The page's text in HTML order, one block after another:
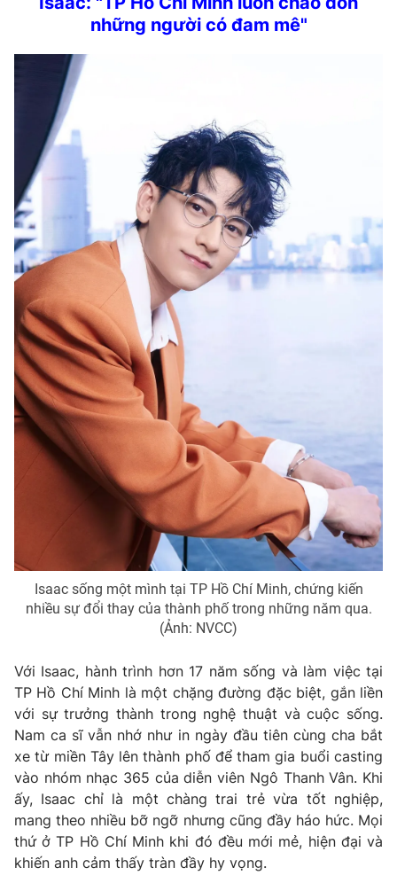
Liên hệ tòa soạn English
THỜI BÁO VTV
Theo dõi báo trên
Cơ quan chủ quản:Đài Truyền hình Việt Nam
Cơ quan báo chí: Thời báo VTV
Giấy phép hoạt động báo in và báo điện tử số 483/GP-BTTTT
cấp ngày 29/12/2023
Tổng Biên tập:Vũ Thanh Thủy
Phó Tổng Biên tập:Nguyễn Thị Mỹ Hạnh, Phạm Quốc Thắng,
Nguyễn Trọng Ninh
Tổng đài VTV:024.38 355 931 - 024.38 355 932
Ðiện thoại Thời báo VTV:024.66 897 897
Email: toasoan@vtv.vn
Liên hệ quảng cáo:
024-7300.7108
® Cấm sao chép dưới mọi hình thức nếu không có sự chấp
thuận bằng văn bản. Ghi rõ nguồn VTV.vn khi phát hành lại
thông tin từ website này.
những người có đam mê"
Isaac sống một mình tại TP Hồ Chí Minh, chứng kiến
nhiều sự đổi thay của thành phố trong những năm qua.
(Ảnh: NVCC)
Với Isaac, hành trình hơn 17 năm sống và làm việc tại
TP Hồ Chí Minh là một chặng đường đặc biệt, gắn liền
với sự trưởng thành trong nghệ thuật và cuộc sống.
Nam ca sĩ vẫn nhớ như in ngày đầu tiên cùng cha bắt
xe từ miền Tây lên thành phố để tham gia buổi casting
vào nhóm nhạc 365 của diễn viên Ngô Thanh Vân. Khi
ấy, Isaac chỉ là một chàng trai trẻ vừa tốt nghiệp,
mang theo nhiều bỡ ngỡ nhưng cũng đầy háo hức. Mọi
thứ ở TP Hồ Chí Minh khi đó đều mới mẻ, hiện đại và
khiến anh cảm thấy tràn đầy hy vọng.